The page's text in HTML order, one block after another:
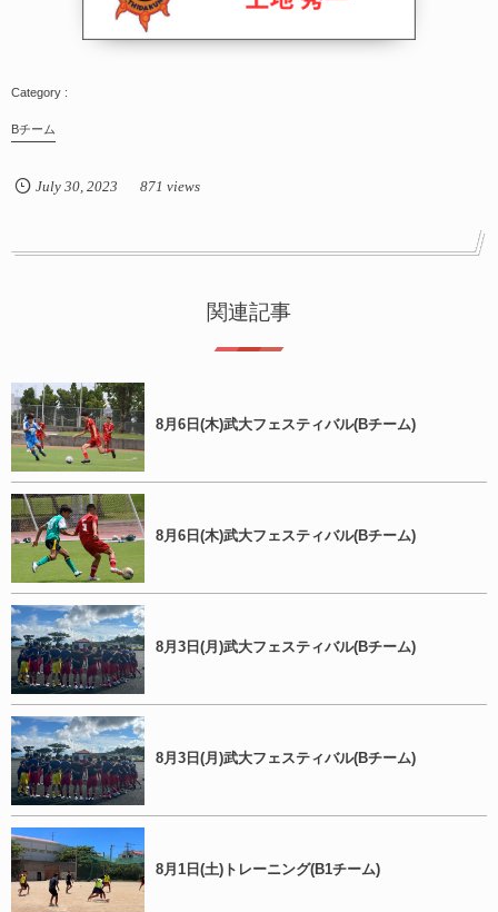
Bチーム
July 30, 2023 871 views
関連記事
8月6日(木)武大フェスティバル(Bチーム)
8月6日(木)武大フェスティバル(Bチーム)
8月3日(月)武大フェスティバル(Bチーム)
8月3日(月)武大フェスティバル(Bチーム)
8月1日(土)トレーニング(B1チーム)